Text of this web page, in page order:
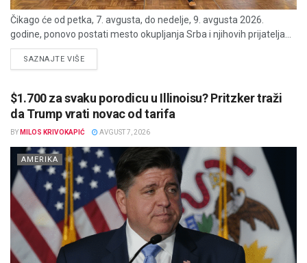
Čikago će od petka, 7. avgusta, do nedelje, 9. avgusta 2026.
godine, ponovo postati mesto okupljanja Srba i njihovih prijatelja...
SAZNAJTE VIŠEDETAILS
$1.700 za svaku porodicu u Illinoisu? Pritzker traži
da Trump vrati novac od tarifa
BY MILOS KRIVOKAPIĆ AVGUST 7, 2026
AMERIKA